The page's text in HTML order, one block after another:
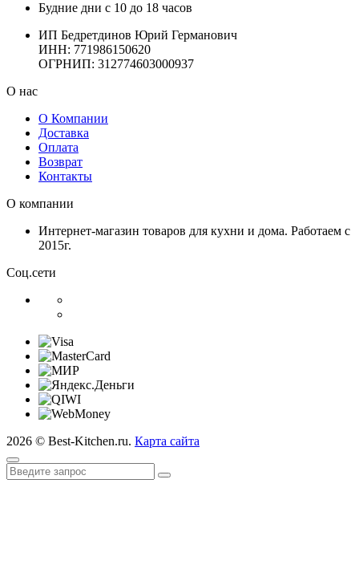
Будние дни с 10 до 18 часов
ИП Бедретдинов Юрий Германович
ИНН: 771986150620
ОГРНИП: 312774603000937
О нас
О Компании
Доставка
Оплата
Возврат
Контакты
О компании
Интернет-магазин товаров для кухни и дома. Работаем с
2015г.
Соц.сети
2026 © Best-Kitchen.ru. Карта сайта